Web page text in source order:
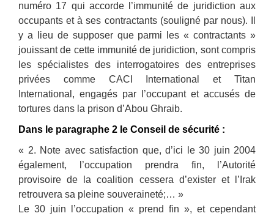
numéro 17 qui accorde l’immunité de juridiction aux
occupants et à ses contractants (souligné par nous). Il
y a lieu de supposer que parmi les « contractants »
jouissant de cette immunité de juridiction, sont compris
les spécialistes des interrogatoires des entreprises
privées comme CACI International et Titan
International, engagés par l’occupant et accusés de
tortures dans la prison d’Abou Ghraib.
Dans le paragraphe 2 le Conseil de sécurité :
« 2. Note avec satisfaction que, d’ici le 30 juin 2004
également, l’occupation prendra fin, l’Autorité
provisoire de la coalition cessera d’exister et l’Irak
retrouvera sa pleine souveraineté;… »
Le 30 juin l’occupation « prend fin », et cependant